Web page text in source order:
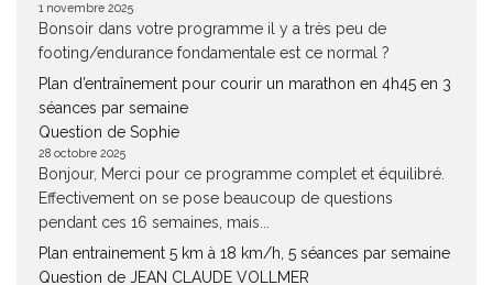
1 novembre 2025
Bonsoir dans votre programme il y a très peu de
footing/endurance fondamentale est ce normal ?
Plan d’entraînement pour courir un marathon en 4h45 en 3
séances par semaine
Question de Sophie
28 octobre 2025
Bonjour, Merci pour ce programme complet et équilibré.
Effectivement on se pose beaucoup de questions
pendant ces 16 semaines, mais...
Plan entrainement 5 km à 18 km/h, 5 séances par semaine
Question de JEAN CLAUDE VOLLMER